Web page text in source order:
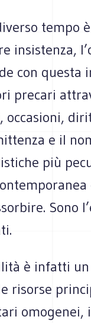
tempo
insistenza,
con questa
precari
occasioni,
e il
più
Sono
è infatti
risorse
omogenei,